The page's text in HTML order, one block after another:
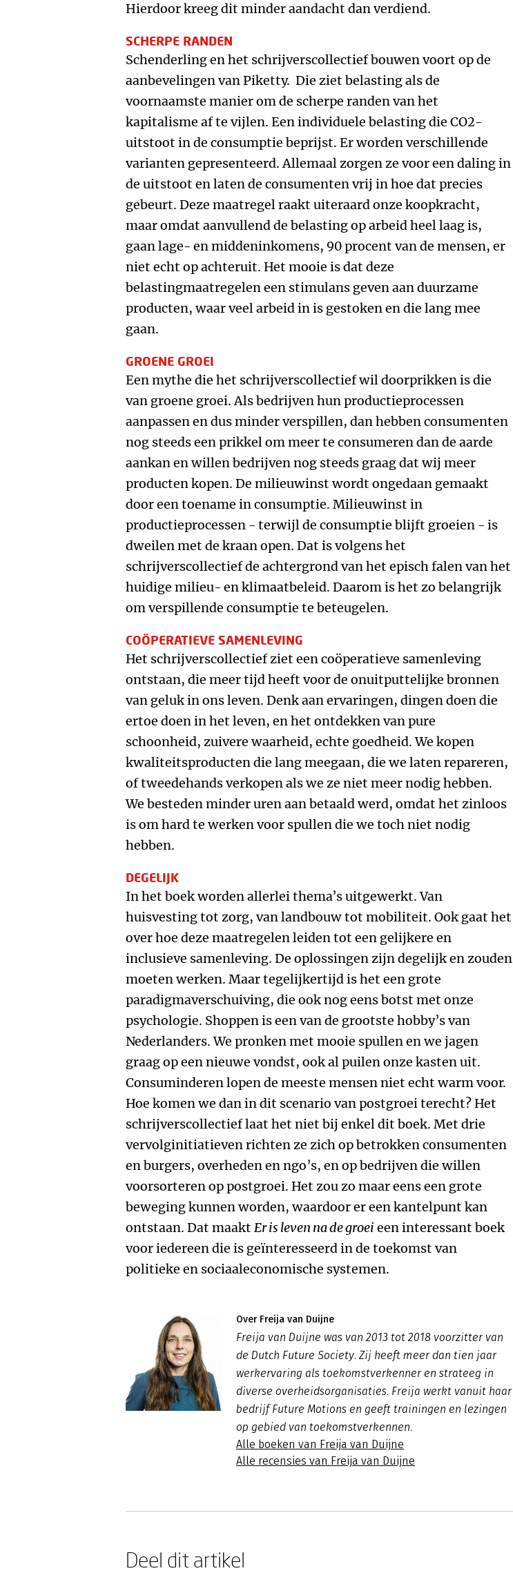
Hierdoor kreeg dit minder aandacht dan verdiend.
SCHERPE RANDEN
Schenderling en het schrijverscollectief bouwen voort op de
aanbevelingen van Piketty. Die ziet belasting als de
voornaamste manier om de scherpe randen van het
kapitalisme af te vijlen. Een individuele belasting die CO2-
uitstoot in de consumptie beprijst. Er worden verschillende
varianten gepresenteerd. Allemaal zorgen ze voor een daling in
de uitstoot en laten de consumenten vrij in hoe dat precies
gebeurt. Deze maatregel raakt uiteraard onze koopkracht,
maar omdat aanvullend de belasting op arbeid heel laag is,
gaan lage- en middeninkomens, 90 procent van de mensen, er
niet echt op achteruit. Het mooie is dat deze
belastingmaatregelen een stimulans geven aan duurzame
producten, waar veel arbeid in is gestoken en die lang mee
gaan.
GROENE GROEI
Een mythe die het schrijverscollectief wil doorprikken is die
van groene groei. Als bedrijven hun productieprocessen
aanpassen en dus minder verspillen, dan hebben consumenten
nog steeds een prikkel om meer te consumeren dan de aarde
aankan en willen bedrijven nog steeds graag dat wij meer
producten kopen. De milieuwinst wordt ongedaan gemaakt
door een toename in consumptie. Milieuwinst in
productieprocessen - terwijl de consumptie blijft groeien - is
dweilen met de kraan open. Dat is volgens het
schrijverscollectief de achtergrond van het episch falen van het
huidige milieu- en klimaatbeleid. Daarom is het zo belangrijk
om verspillende consumptie te beteugelen.
COÖPERATIEVE SAMENLEVING
Het schrijverscollectief ziet een coöperatieve samenleving
ontstaan, die meer tijd heeft voor de onuitputtelijke bronnen
van geluk in ons leven. Denk aan ervaringen, dingen doen die
ertoe doen in het leven, en het ontdekken van pure
schoonheid, zuivere waarheid, echte goedheid. We kopen
kwaliteitsproducten die lang meegaan, die we laten repareren,
of tweedehands verkopen als we ze niet meer nodig hebben.
We besteden minder uren aan betaald werd, omdat het zinloos
is om hard te werken voor spullen die we toch niet nodig
hebben.
DEGELIJK
In het boek worden allerlei thema’s uitgewerkt. Van
huisvesting tot zorg, van landbouw tot mobiliteit. Ook gaat het
over hoe deze maatregelen leiden tot een gelijkere en
inclusieve samenleving. De oplossingen zijn degelijk en zouden
moeten werken. Maar tegelijkertijd is het een grote
paradigmaverschuiving, die ook nog eens botst met onze
psychologie. Shoppen is een van de grootste hobby’s van
Nederlanders. We pronken met mooie spullen en we jagen
graag op een nieuwe vondst, ook al puilen onze kasten uit.
Consuminderen lopen de meeste mensen niet echt warm voor.
Hoe komen we dan in dit scenario van postgroei terecht? Het
schrijverscollectief laat het niet bij enkel dit boek. Met drie
vervolginitiatieven richten ze zich op betrokken consumenten
en burgers, overheden en ngo’s, en op bedrijven die willen
voorsorteren op postgroei. Het zou zo maar eens een grote
beweging kunnen worden, waardoor er een kantelpunt kan
ontstaan. Dat maakt Er is leven na de groei een interessant boek
voor iedereen die is geïnteresseerd in de toekomst van
politieke en sociaaleconomische systemen.
Over Freija van Duijne
Freija van Duijne was van 2013 tot 2018 voorzitter van
de Dutch Future Society. Zij heeft meer dan tien jaar
werkervaring als toekomstverkenner en strateeg in
diverse overheidsorganisaties. Freija werkt vanuit haar
bedrijf Future Motions en geeft trainingen en lezingen
op gebied van toekomstverkennen.
Alle boeken van Freija van Duijne
Alle recensies van Freija van Duijne
Deel dit artikel